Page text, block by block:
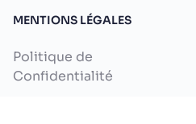
MENTIONS LÉGALES
Politique de
Confidentialité